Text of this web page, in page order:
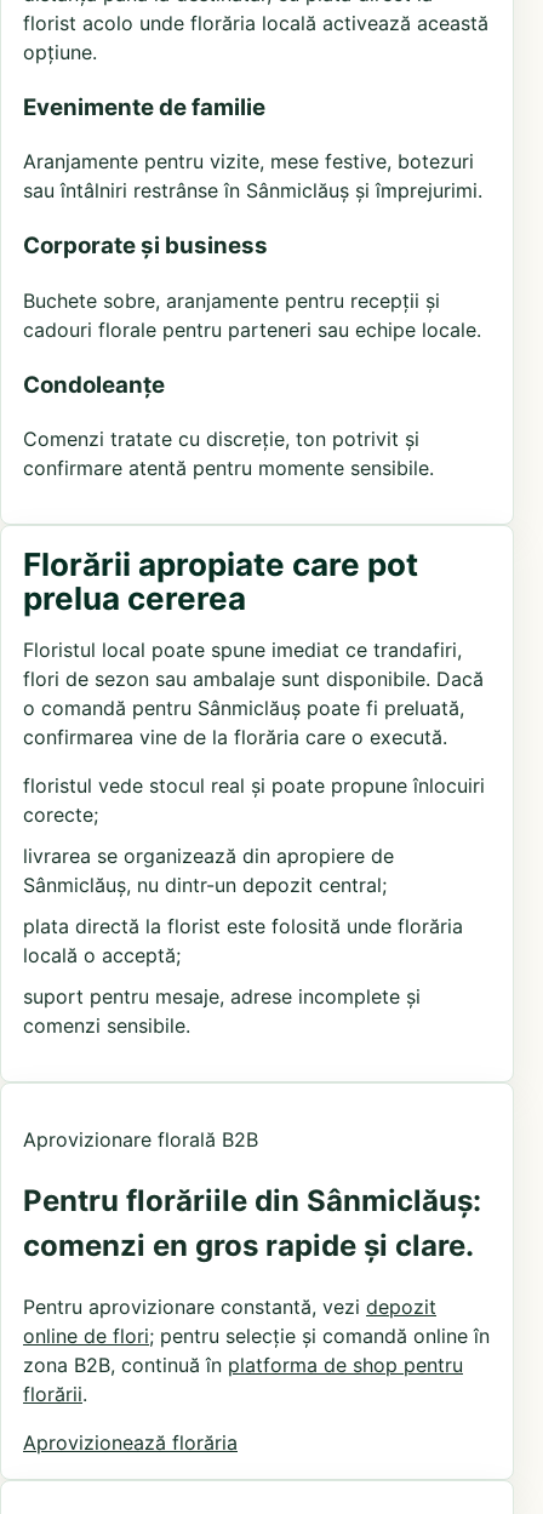
florist acolo unde florăria locală activează această
opțiune.
Evenimente de familie
Aranjamente pentru vizite, mese festive, botezuri
sau întâlniri restrânse în Sânmiclăuș și împrejurimi.
Corporate și business
Buchete sobre, aranjamente pentru recepții și
cadouri florale pentru parteneri sau echipe locale.
Condoleanțe
Comenzi tratate cu discreție, ton potrivit și
confirmare atentă pentru momente sensibile.
Florării apropiate care pot
prelua cererea
Floristul local poate spune imediat ce trandafiri,
flori de sezon sau ambalaje sunt disponibile. Dacă
o comandă pentru Sânmiclăuș poate fi preluată,
confirmarea vine de la florăria care o execută.
floristul vede stocul real și poate propune înlocuiri
corecte;
livrarea se organizează din apropiere de
Sânmiclăuș, nu dintr-un depozit central;
plata directă la florist este folosită unde florăria
locală o acceptă;
suport pentru mesaje, adrese incomplete și
comenzi sensibile.
Aprovizionare florală B2B
Pentru florăriile din Sânmiclăuș:
comenzi en gros rapide și clare.
Pentru aprovizionare constantă, vezi depozit
online de flori; pentru selecție și comandă online în
zona B2B, continuă în platforma de shop pentru
florării.
Aprovizionează florăria